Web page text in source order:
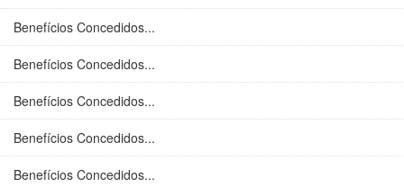
Benefícios Concedidos...
Benefícios Concedidos...
Benefícios Concedidos...
Benefícios Concedidos...
Benefícios Concedidos...